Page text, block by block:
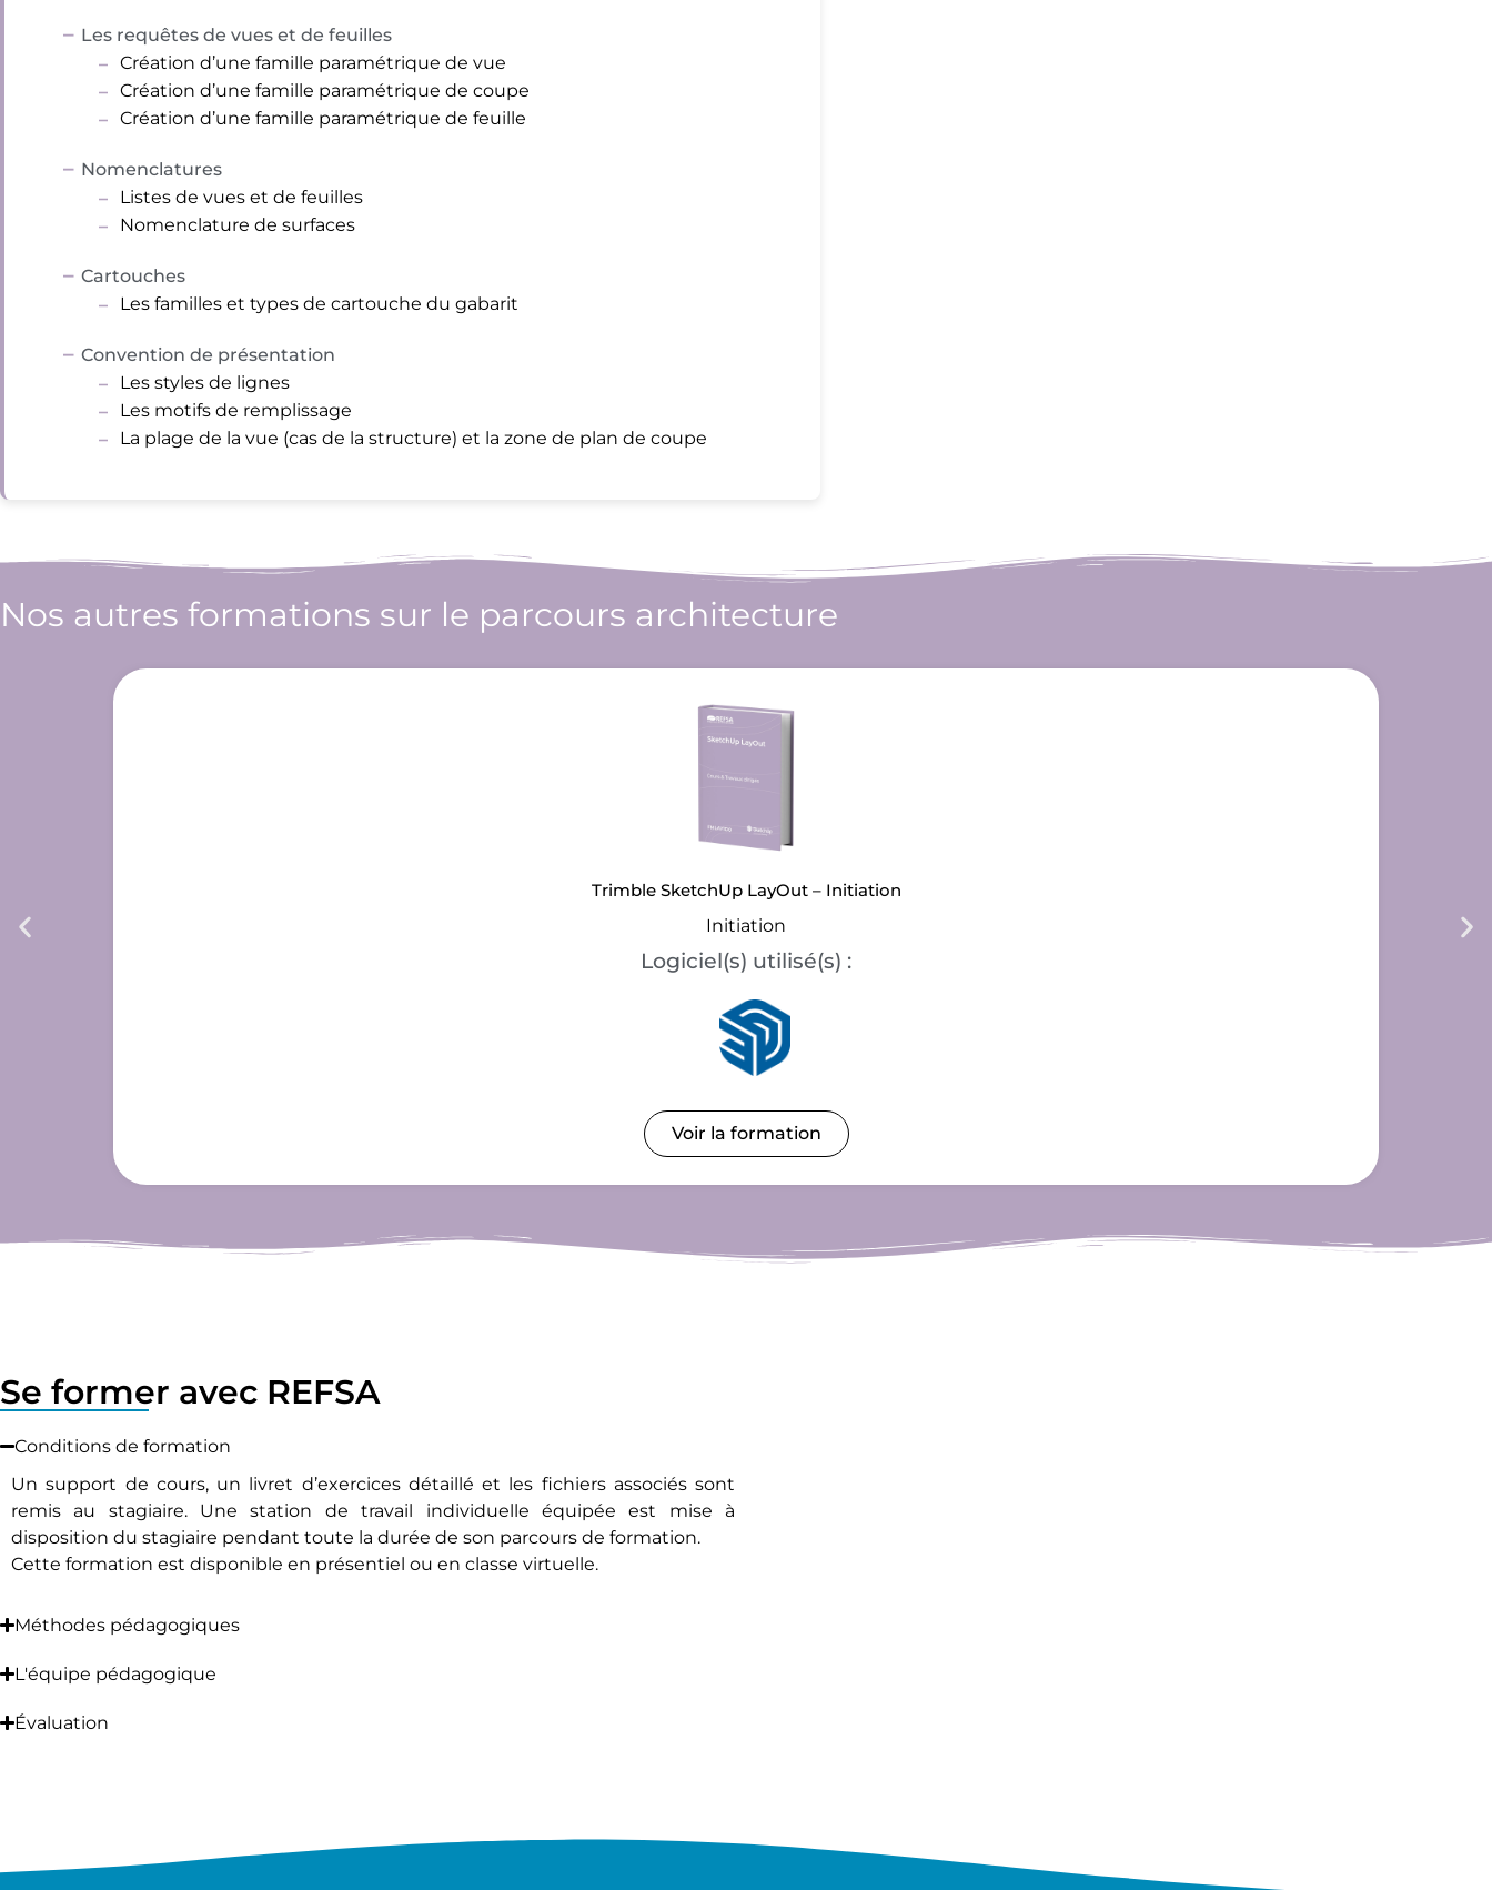
Les requêtes de vues et de feuilles
Création d’une famille paramétrique de vue
Création d’une famille paramétrique de coupe
Création d’une famille paramétrique de feuille
Nomenclatures
Listes de vues et de feuilles
Nomenclature de surfaces
Cartouches
Les familles et types de cartouche du gabarit
Convention de présentation
Les styles de lignes
Les motifs de remplissage
La plage de la vue (cas de la structure) et la zone de plan de coupe
Nos autres formations sur le parcours architecture
Trimble SketchUp LayOut – Initiation
Initiation
Logiciel(s) utilisé(s) :
Voir la formation
Se former avec REFSA
Conditions de formation
Un support de cours, un livret d’exercices détaillé et les fichiers associés sont
remis au stagiaire. Une station de travail individuelle équipée est mise à
disposition du stagiaire pendant toute la durée de son parcours de formation.
Cette formation est disponible en présentiel ou en classe virtuelle.
Méthodes pédagogiques
L'équipe pédagogique
Évaluation